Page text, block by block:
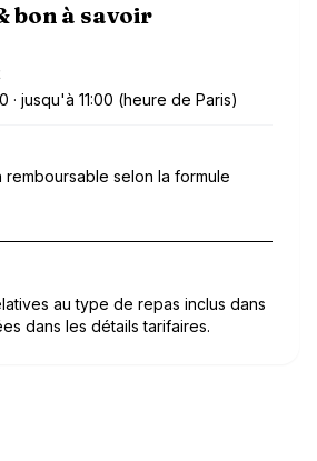
bon à savoir
· jusqu'à 11:00 (heure de Paris)
remboursable selon la formule
au type de repas inclus dans
dans les détails tarifaires.